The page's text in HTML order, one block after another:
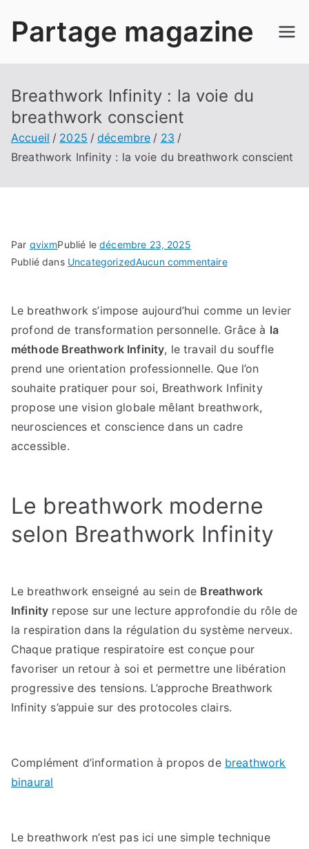
Partage magazine
Breathwork Infinity : la voie du
breathwork conscient
Accueil 2025 décembre
23
Breathwork Infinity : la voie du breathwork conscient
Par qvixmPublié ledécembre 23, 2025
Publié dans UncategorizedAucun commentairesur
:
la
voie
du
breathwork
Le breathwork s’impose aujourd’hui comme un levier
profond de transformation personnelle. Grâce à la
méthode Breathwork Infinity, le travail du souffle
prend une orientation professionnelle. Que l’on
souhaite pratiquer pour soi, Breathwork Infinity
propose une vision globale mêlant breathwork,
neurosciences et conscience dans un cadre
accessible.
Le breathwork moderne
selon Breathwork Infinity
Le breathwork enseigné au sein de Breathwork
Infinity repose sur une lecture approfondie du rôle de
la respiration dans la régulation du système nerveux.
Chaque pratique respiratoire est conçue pour
favoriser un retour à soi et permettre une libération
progressive des tensions. L’approche Breathwork
Infinity s’appuie sur des protocoles clairs.
Complément d’information à propos de breathwork
binaural
Le breathwork n’est pas ici une simple technique